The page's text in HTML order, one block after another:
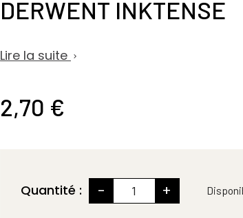
DERWENT INKTENSE
Lire la suite 
2,70 €
Quantité : - +